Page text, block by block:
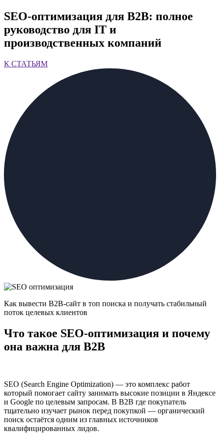
SEO-оптимизация для B2B: полное
руководство для IT и
производственных компаний
К СТАТЬЯМ
Как вывести B2B-сайт в топ поиска и получать стабильный
поток целевых клиентов
Что такое SEO-оптимизация и почему
она важна для B2B
SEO (Search Engine Optimization) — это комплекс работ
который помогает сайту занимать высокие позиции в Яндексе
и Google по целевым запросам. В B2B где покупатель
тщательно изучает рынок перед покупкой — органический
поиск остаётся одним из главных источников
квалифицированных лидов.